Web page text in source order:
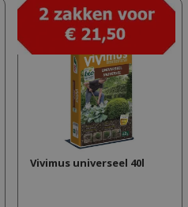
Vivimus universeel 40l